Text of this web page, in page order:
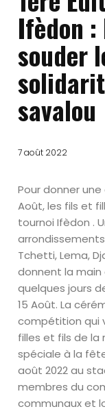
Ifèdon
souder
savalou
7 août 2022
Pour donner
Août, les fils et
tournoi Ifèdon .
Tchetti, Lema,
donnent la
quelques jours
15 Août. La
compétition qui
filles et fils de la
spéciale à la
août 2022 au
membres du
communaux et